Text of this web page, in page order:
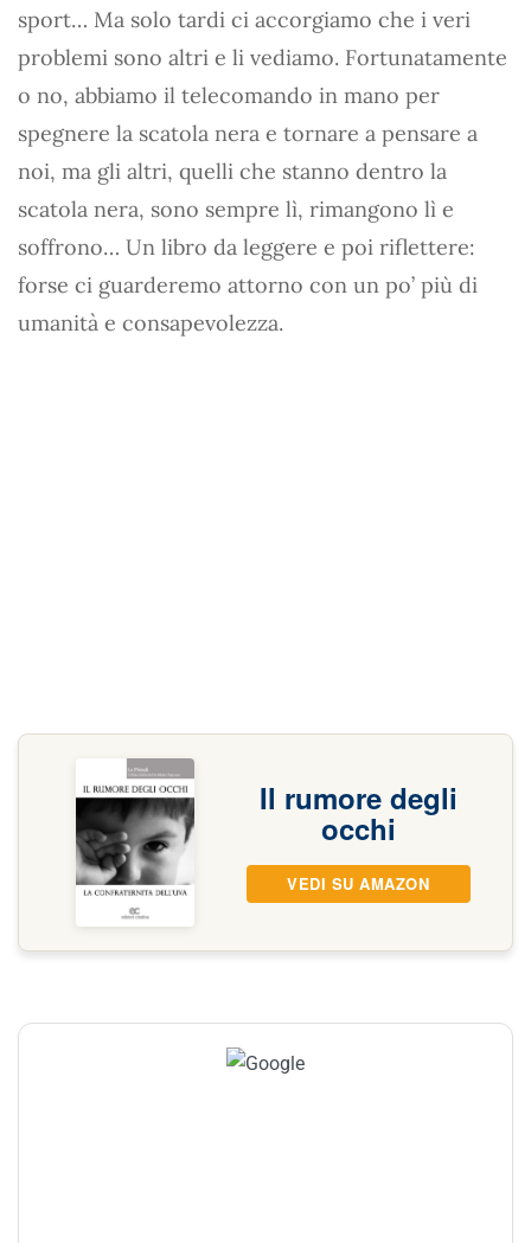
sport… Ma solo tardi ci accorgiamo che i veri
problemi sono altri e li vediamo. Fortunatamente
o no, abbiamo il telecomando in mano per
spegnere la scatola nera e tornare a pensare a
noi, ma gli altri, quelli che stanno dentro la
scatola nera, sono sempre lì, rimangono lì e
soffrono… Un libro da leggere e poi riflettere:
forse ci guarderemo attorno con un po’ più di
umanità e consapevolezza.
Il rumore degli
occhi
VEDI SU AMAZON